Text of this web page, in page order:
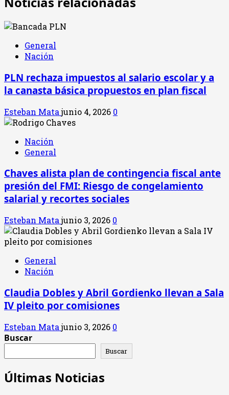
General
Nación
PLN rechaza impuestos al salario escolar y a
la canasta básica propuestos en plan fiscal
Esteban Matajunio 4, 2026 0
Nación
General
Chaves alista plan de contingencia fiscal ante
presión del FMI: Riesgo de congelamiento
salarial y recortes sociales
Esteban Matajunio 3, 2026 0
General
Nación
Claudia Dobles y Abril Gordienko llevan a Sala
IV pleito por comisiones
Esteban Matajunio 3, 2026 0
Buscar
Buscar
Últimas Noticias